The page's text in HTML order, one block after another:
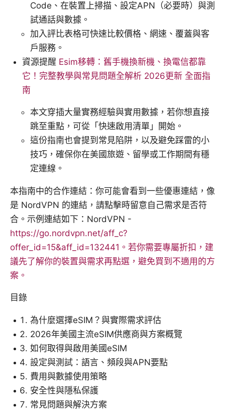
Code、在裝置上掃描、設定APN（必要時）與測
試通話與數據。
加入評比表格可快速比較價格、網速、覆蓋與客
戶服務。
資源提醒 Esim移轉：舊手機換新機、換電信都靠
它！完整教學與常見問題全解析 2026更新 全面指
南
本文穿插大量實務經驗與實用數據，若你想直接
跳至重點，可從「快速啟用清單」開始。
這份指南也會提到常見陷阱，以及避免踩雷的小
技巧，確保你在美國旅遊、留學或工作期間有穩
定連線。
本指南中的合作連結：你可能會看到一些優惠連結，像
是 NordVPN 的連結，請點擊時留意自己需求是否符
合。示例連結如下：NordVPN -
https://go.nordvpn.net/aff_c?
offer_id=15&aff_id=132441。若你需要專屬折扣，建
議先了解你的裝置與需求再點選，避免買到不適用的方
案。
目錄
為什麼選擇eSIM？與實際需求評估
2026年美國主流eSIM供應商與方案概覽
如何取得與啟用美國eSIM
設定與測試：語言、頻段與APN要點
費用與數據使用策略
安全性與隱私保護
常見問題與解決方案